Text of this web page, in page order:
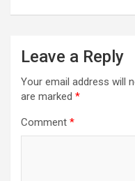
Leave a Reply
Your email address will
are marked *
Comment *